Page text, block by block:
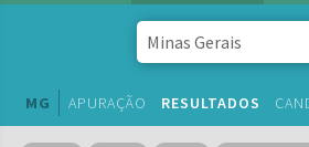
MG APURAÇÃO RESULTADOS